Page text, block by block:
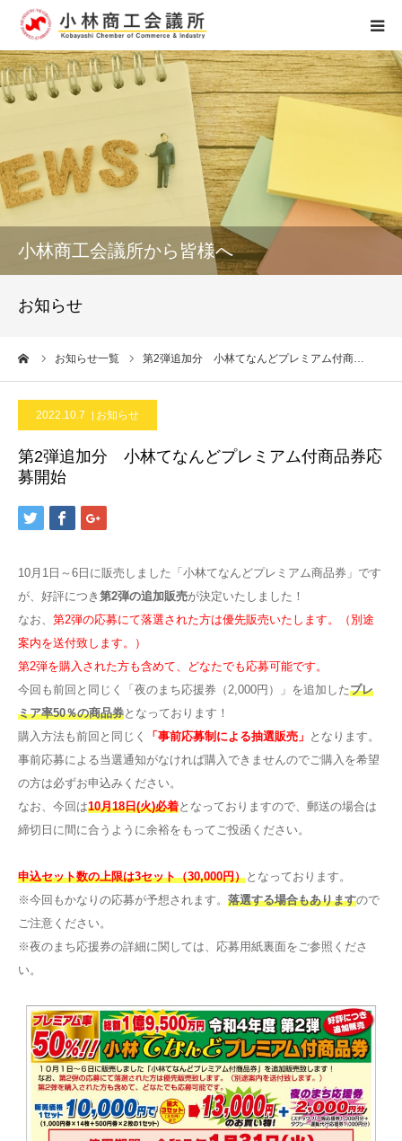
小林商工会議所から皆様へ
お知らせ
お知らせ一覧 第2弾追加分 小林てなんどプレミアム付商…
2022.10.7 お知らせ
第2弾追加分 小林てなんどプレミアム付商品券応
募開始
10月1日～6日に販売しました「小林てなんどプレミアム商品券」です
が、好評につき 第2弾の追加販売が決定いたしました！
なお、 第2弾の応募にて落選された方は優先販売いたします。（別途
案内を送付致します。）
第2弾を購入された方も含めて、どなたでも応募可能です。
今回も前回と同じく「夜のまち応援券（2,000円）」を追加したプレ
ミア率50％の商品券となっております！
購入方法も前回と同じく
「事前応募制による抽選販売」 となります。
事前応募による当選通知がなければ購入できませんのでご購入を希望
の方は必ずお申込みください。
なお、今回は10月18日(火)必着となっておりますので、郵送の場合は
締切日に間に合うように余裕をもってご投函ください。
申込セット数の上限は3セット（30,000円）となっております。
※今回もかなりの応募が予想されます。 落選する場合もありますので
ご注意ください。
※夜のまち応援券の詳細に関しては、応募用紙裏面をご参照くださ
い。
ホーム
アクセス
個人情報保護
0984-23-4121